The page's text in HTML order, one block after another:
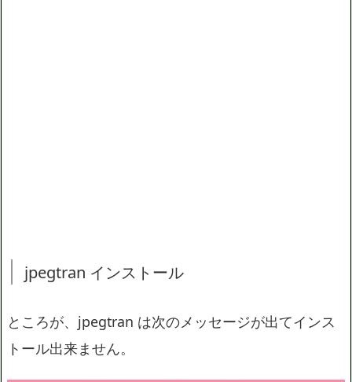
jpegtran インストール
ところが、jpegtran は次のメッセージが出てインス
トール出来ません。